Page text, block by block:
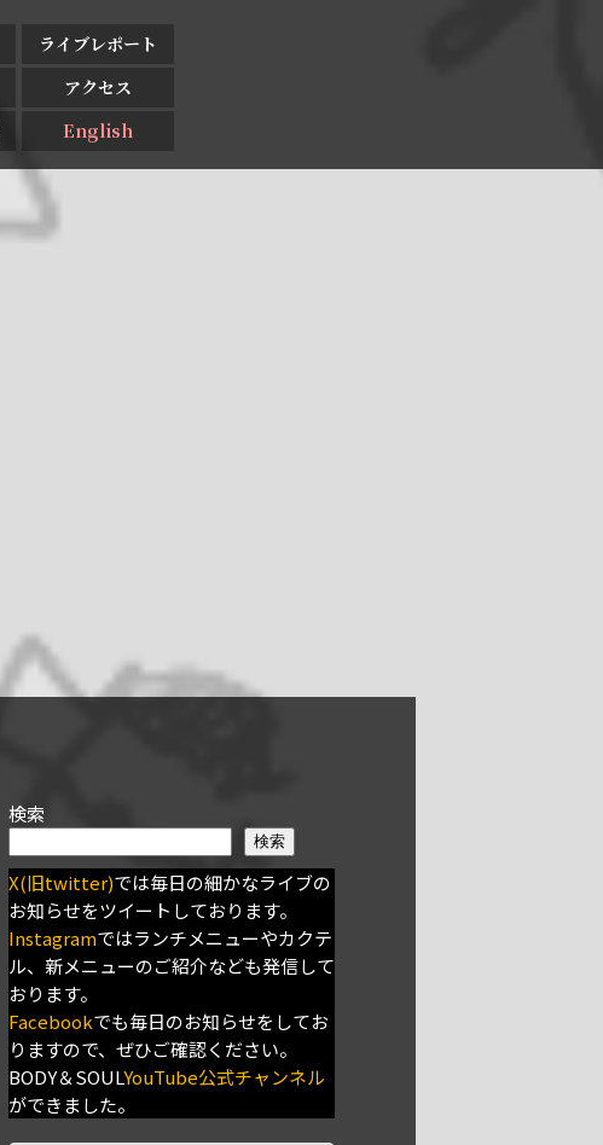
ライブレポート
アクセス
English
検索
検索
X(旧twitter)では毎日の細かなライブの
お知らせをツイートしております。
Instagramではランチメニューやカクテ
ル、新メニューのご紹介なども発信して
おります。
Facebookでも毎日のお知らせをしてお
りますので、ぜひご確認ください。
BODY＆SOULYouTube公式チャンネル
ができました。